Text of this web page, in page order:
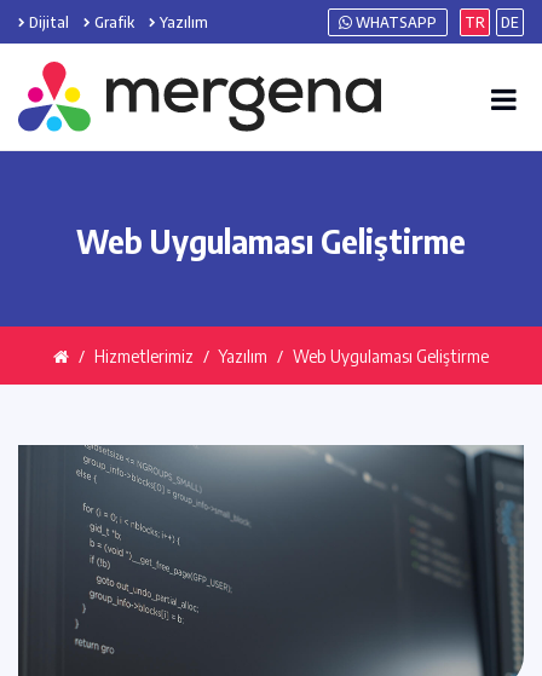
Dijital Grafik Yazılım TR DE
WHATSAPP
Web Uygulaması Geliştirme
Hizmetlerimiz Yazılım Web Uygulaması Geliştirme